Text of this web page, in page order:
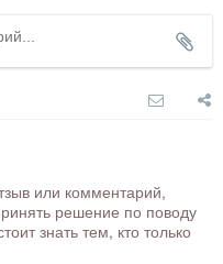
или комментарий,
решение по поводу
знать тем, кто только